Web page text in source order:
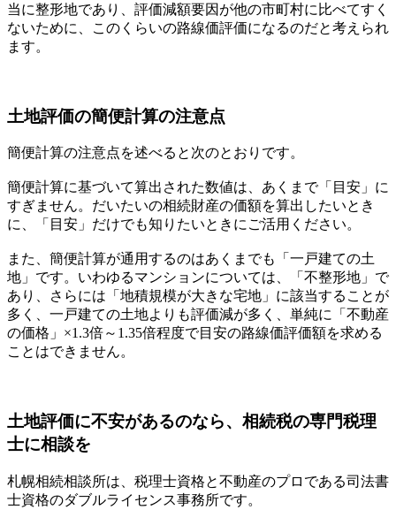
当に整形地であり、評価減額要因が他の市町村に比べてすく
ないために、このくらいの路線価評価になるのだと考えられ
ます。
土地評価の簡便計算の注意点
簡便計算の注意点を述べると次のとおりです。
簡便計算に基づいて算出された数値は、あくまで「目安」に
すぎません。だいたいの相続財産の価額を算出したいとき
に、「目安」だけでも知りたいときにご活用ください。
また、簡便計算が通用するのはあくまでも「一戸建ての土
地」です。いわゆるマンションについては、「不整形地」で
あり、さらには「地積規模が大きな宅地」に該当することが
多く、一戸建ての土地よりも評価減が多く、単純に「不動産
の価格」×1.3倍～1.35倍程度で目安の路線価評価額を求める
ことはできません。
土地評価に不安があるのなら、相続税の専門税理
士に相談を
札幌相続相談所は、税理士資格と不動産のプロである司法書
士資格のダブルライセンス事務所です。